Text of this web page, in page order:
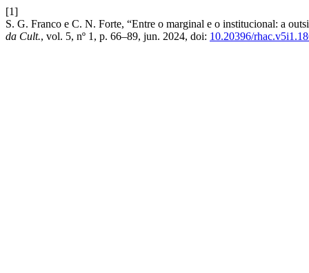
[1]
S. G. Franco e C. N. Forte, “Entre o marginal e o institucional: a
da Cult., vol. 5, nº 1, p. 66–89, jun. 2024, doi: 10.20396/